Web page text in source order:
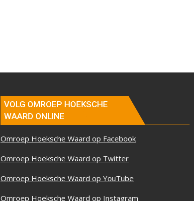
VOLG OMROEP HOEKSCHE
WAARD ONLINE
Omroep Hoeksche Waard op Facebook
Omroep Hoeksche Waard op Twitter
Omroep Hoeksche Waard op YouTube
Omroep Hoeksche Waard op Instagram